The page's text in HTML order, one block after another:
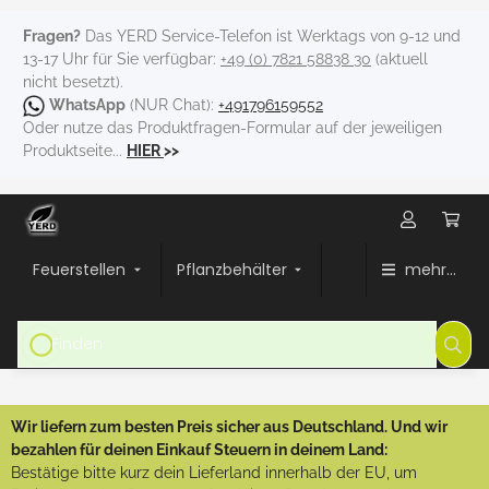
Fragen? Das YERD Service-Telefon ist Werktags von 9-12 und
13-17 Uhr für Sie verfügbar: +49 (0) 7821 58838 30 (aktuell
nicht besetzt).
WhatsApp (NUR Chat): +491796159552
Oder nutze das Produktfragen-Formular auf der jeweiligen
Produktseite... HIER>>
Feuerstellen Pflanzbehälter mehr...
Wir liefern zum besten Preis sicher aus Deutschland. Und wir
bezahlen für deinen Einkauf Steuern in deinem Land:
Bestätige bitte kurz dein Lieferland innerhalb der EU, um